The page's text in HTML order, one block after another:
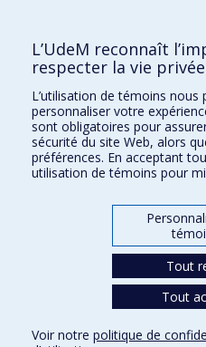
Écoles
Kinésiologie et des sciences de
Orthophonie et audiologie
Réadaptation
Directions
DPC
CPASS
L’UdeM reconnaît
respecter la vie privée
L’utilisation de témoins nous
personnaliser votre
sont obligatoires pour
sécurité du site Web, alors
préférences. En acceptant
utilisation de témoins pour
Tout
Tout
Voir notre politique de